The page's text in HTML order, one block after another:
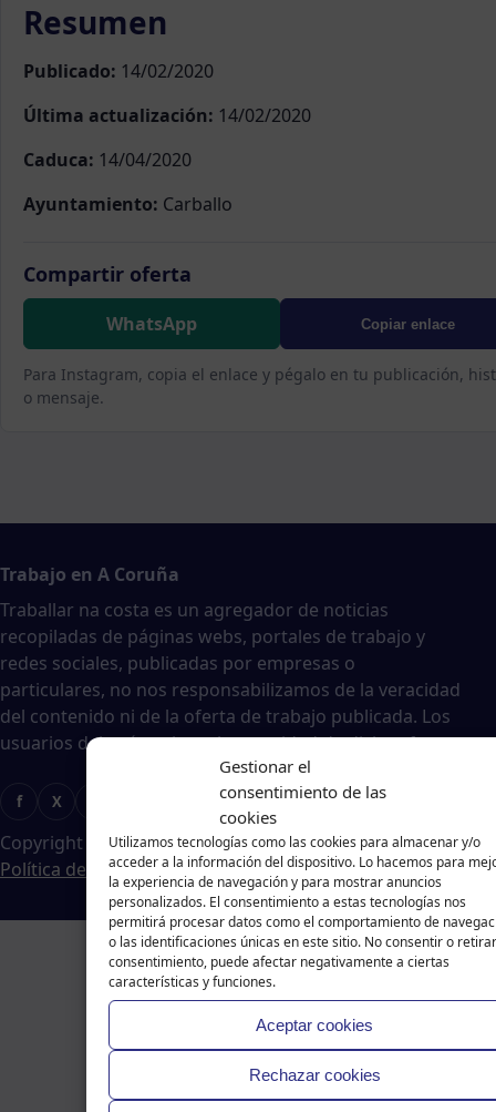
Gestionar el
consentimiento de las
cookies
Utilizamos tecnologías como las cookies para almacenar y/o
acceder a la información del dispositivo. Lo hacemos para
la experiencia de navegación y para mostrar anuncios
personalizados. El consentimiento a estas tecnologías nos
permitirá procesar datos como el comportamiento de
o las identificaciones únicas en este sitio. No consentir o
consentimiento, puede afectar negativamente a ciertas
características y funciones.
Aceptar cookies
Rechazar cookies
Resumen
Publicado: 14/02/2020
Última actualización: 14/02/2020
Caduca: 14/04/2020
Ayuntamiento: Carballo
Compartir oferta
WhatsApp Copiar enlace
Para Instagram, copia el enlace y pégalo en tu publicación,
o mensaje.
Trabajo en A Coruña
Traballar na costa es un agregador de noticias
recopiladas de páginas webs, portales de trabajo y
redes sociales, publicadas por empresas o
particulares, no nos responsabilizamos de la veracidad
del contenido ni de la oferta de trabajo publicada. Los
usuarios deberán valorar la veracidad de dicha oferta.
f X
Copyright © 2024 Traballar na Costa|Aviso legal-
Política de cookies - Política de privacidad